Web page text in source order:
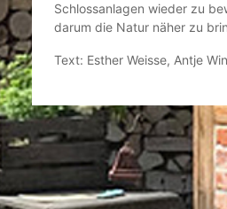
Schlossanlagen wieder zu
darum die Natur näher zu
Text: Esther Weisse, Antje